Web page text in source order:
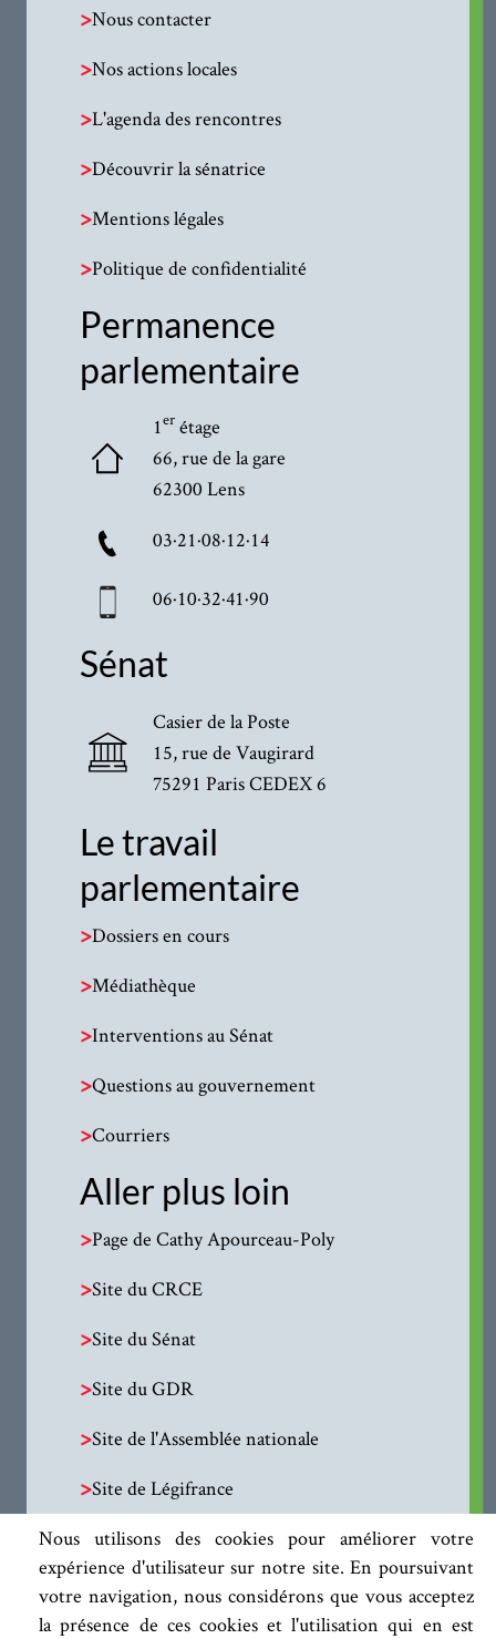
Nous utilisons des cookies pour améliorer votre
expérience d'utilisateur sur notre site. En poursuivant
votre navigation, nous considérons que vous acceptez
la présence de ces cookies et l'utilisation qui en est
>Nous contacter
>Nos actions locales
>L'agenda des rencontres
>Découvrir la sénatrice
>Mentions légales
>Politique de confidentialité
Permanence
parlementaire
1erétage
66, rue de la gare
62300 Lens
03·21·08·12·14
06·10·32·41·90
Sénat
Casier de la Poste
15, rue de Vaugirard
75291 Paris CEDEX 6
Le travail
parlementaire
>Dossiers en cours
>Médiathèque
>Interventions au Sénat
>Questions au gouvernement
>Courriers
Aller plus loin
>Page de Cathy Apourceau-Poly
>Site du CRCE
>Site du Sénat
>Site du GDR
>Site de l'Assemblée nationale
>Site de Légifrance